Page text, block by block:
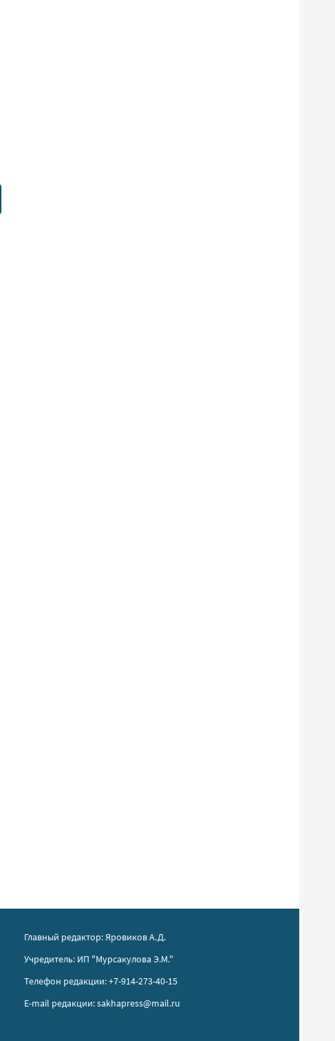
Главный редактор: Яровиков А.Д.
Учредитель: ИП "Мурсакулова Э.М."
Телефон редакции: +7-914-273-40-15
E-mail редакции: sakhapress@mail.ru